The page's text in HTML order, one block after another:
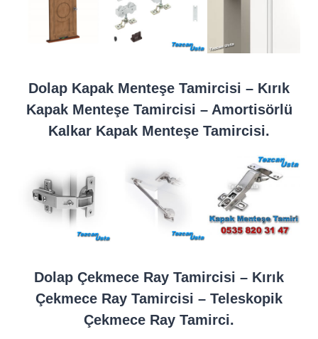
Dolap Kapak Menteşe Tamircisi – Kırık
Kapak Menteşe Tamircisi – Amortisörlü
Kalkar Kapak Menteşe Tamircisi.
Dolap Çekmece Ray Tamircisi – Kırık
Çekmece Ray Tamircisi – Teleskopik
Çekmece Ray Tamirci.